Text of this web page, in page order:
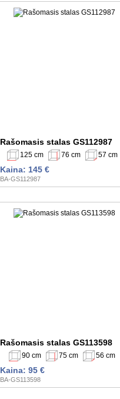
Rašomasis stalas GS112987
125 cm 76 cm 57 cm
Kaina: 145 €
BA-GS112987
Rašomasis stalas GS113598
90 cm 75 cm 56 cm
Kaina: 95 €
BA-GS113598